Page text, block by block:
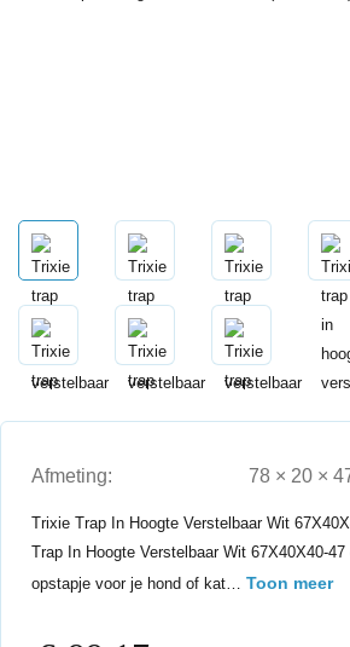
Afmeting: 78 × 20 ×
Trixie Trap In Hoogte Verstelbaar Wit
Trap In Hoogte Verstelbaar Wit 67X40X40-
opstapje voor je hond of kat… Toon meer